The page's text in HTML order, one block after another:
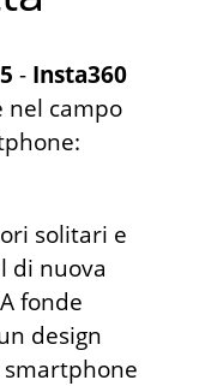
- Insta360
nel campo
solitari e
di nuova
fonde
design